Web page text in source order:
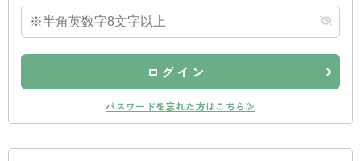
ログイン
パスワードを忘れた方はこちら≫